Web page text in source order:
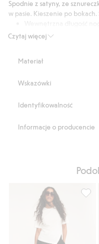
głosów
Czytaj więcej
Spodnie z satyny, ze
w pasie. Kieszenie po
Produkt zawiera 100%
Materiał
Wskazówki
Identyfikowalność
Informacje o producencie